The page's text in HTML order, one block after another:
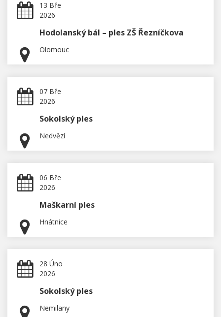
13 Bře
2026
Hodolanský bál – ples ZŠ Řezníčkova
Olomouc
07 Bře
2026
Sokolský ples
Nedvězí
06 Bře
2026
Maškarní ples
Hnátnice
28 Úno
2026
Sokolský ples
Nemilany